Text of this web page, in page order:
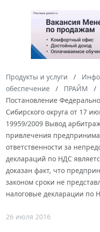
Продукты и услуги
обеспечение
ПРАЙМ
Постановление
Сибирского округа от 17
19959/2009 Вывод
привлечения
ответственности за
деклараций по НДС
доказан факт, что
законом сроки не
налоговые декларации по
26 июля 2016